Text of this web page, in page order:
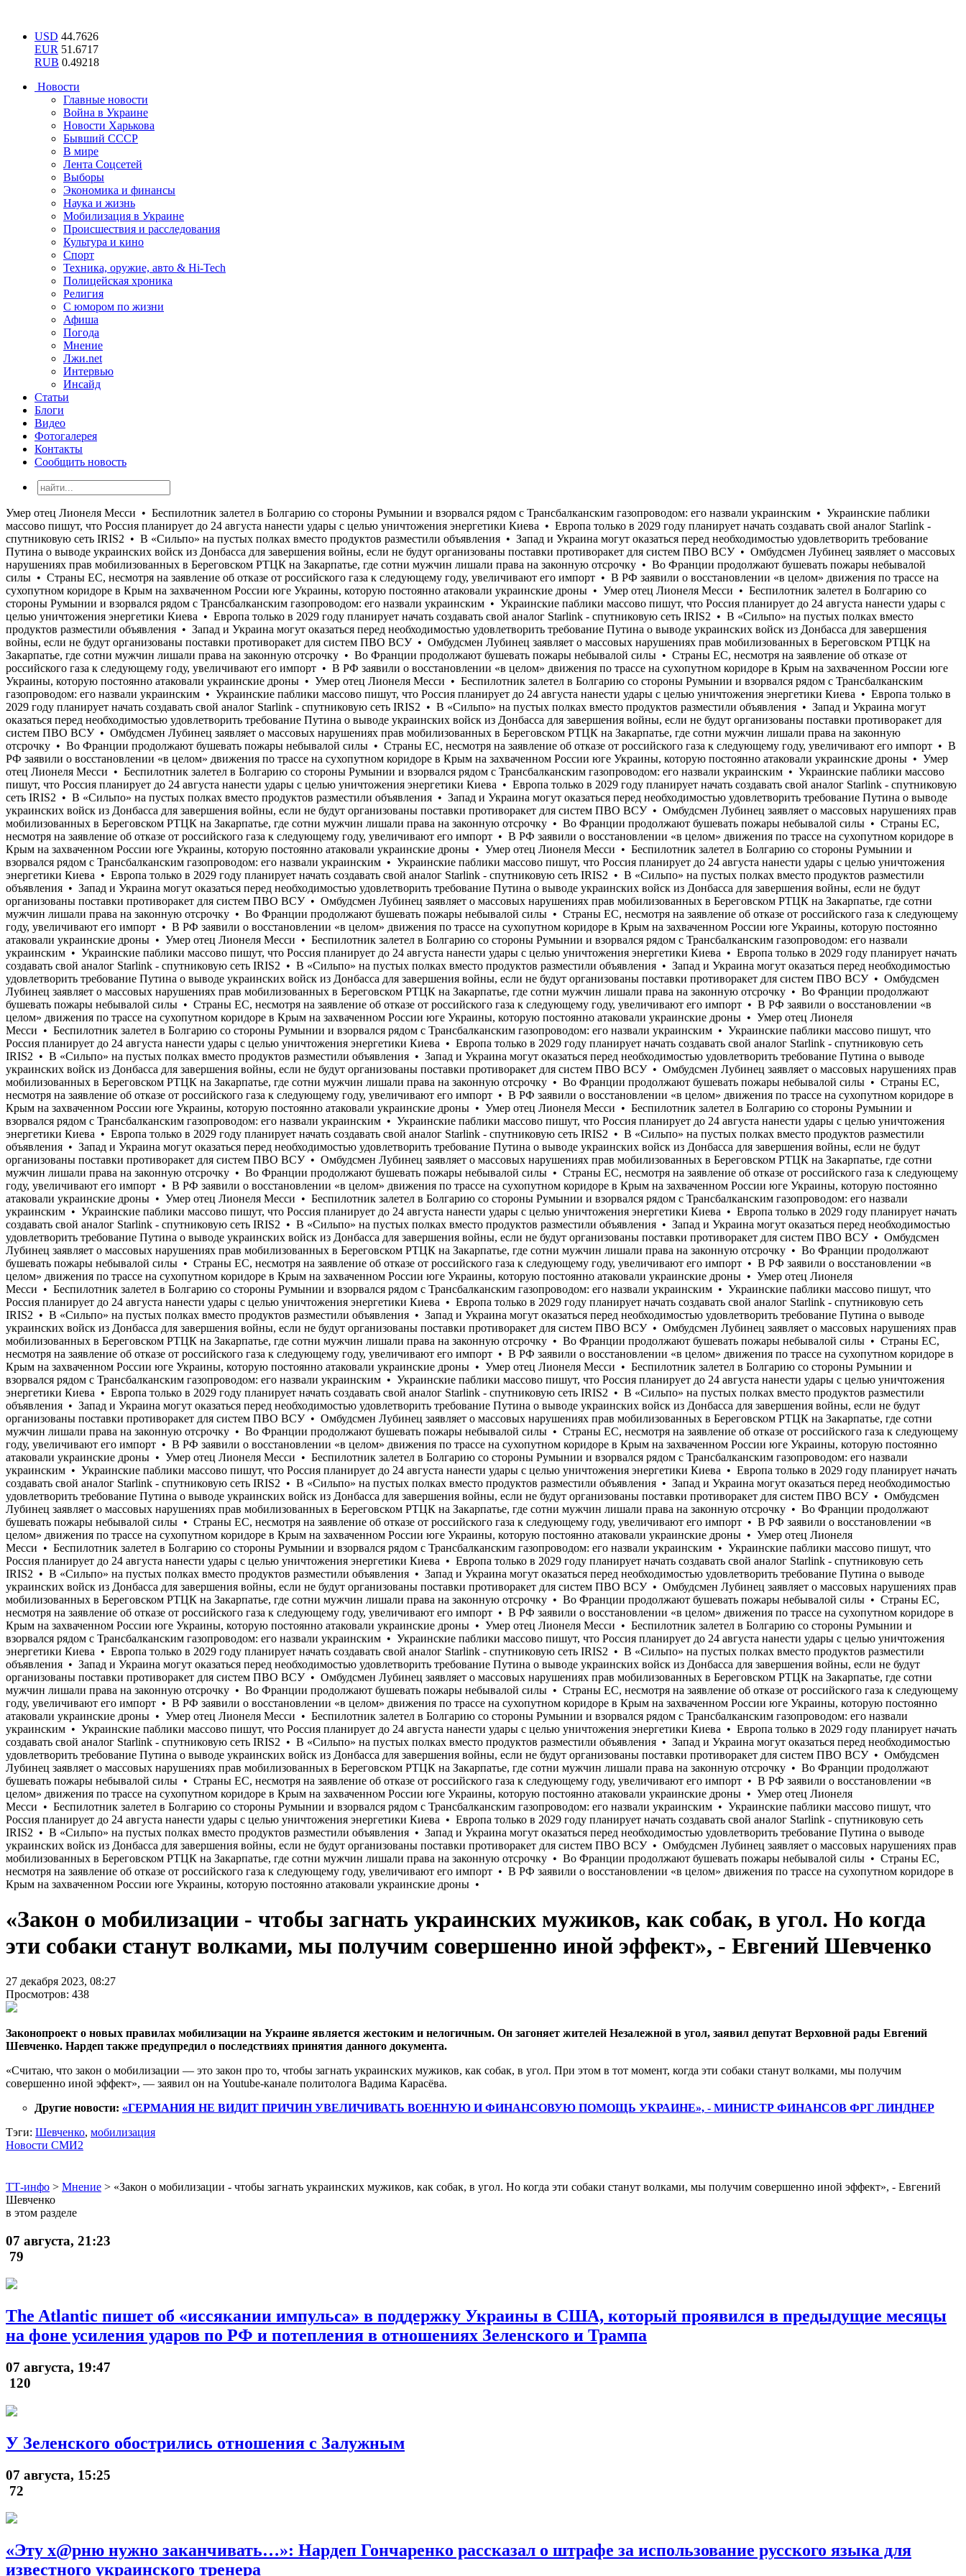
USD 44.7626
EUR 51.6717
RUB 0.49218
Новости
Главные новости
Война в Украине
Новости Харькова
Бывший СССР
В мире
Лента Соцсетей
Выборы
Экономика и финансы
Наука и жизнь
Мобилизация в Украине
Происшествия и расследования
Культура и кино
Спорт
Техника, оружие, авто & Hi-Tech
Полицейская хроника
Религия
С юмором по жизни
Афиша
Погода
Мнение
Лжи.net
Интервью
Инсайд
Статьи
Блоги
Видео
Фотогалерея
Контакты
Сообщить новость
Умер отец Лионеля Месси • Беспилотник залетел в Болгарию со стороны Румынии и взорвался рядом с Трансбалканским газопроводом: его назвали украинским • Украинские паблики массово пишут, что Россия планирует до 24 августа нанести удары с целью уничтожения энергетики Киева • Европа только в 2029 году планирует начать создавать свой аналог Starlink - спутниковую сеть IRIS2 • В «Сильпо» на пустых полках вместо продуктов разместили объявления • Запад и Украина могут оказаться перед необходимостью удовлетворить требование Путина о выводе украинских войск из Донбасса для завершения войны, если не будут организованы поставки противоракет для систем ПВО ВСУ • Омбудсмен Лубинец заявляет о массовых нарушениях прав мобилизованных в Береговском РТЦК на Закарпатье, где сотни мужчин лишали права на законную отсрочку • Во Франции продолжают бушевать пожары небывалой силы • Страны ЕС, несмотря на заявление об отказе от российского газа к следующему году, увеличивают его импорт • В РФ заявили о восстановлении «в целом» движения по трассе на сухопутном коридоре в Крым на захваченном России юге Украины, которую постоянно атаковали украинские дроны • Умер отец Лионеля Месси • Беспилотник залетел в Болгарию со стороны Румынии и взорвался рядом с Трансбалканским газопроводом: его назвали украинским • Украинские паблики массово пишут, что Россия планирует до 24 августа нанести удары с целью уничтожения энергетики Киева • Европа только в 2029 году планирует начать создавать свой аналог Starlink - спутниковую сеть IRIS2 • В «Сильпо» на пустых полках вместо продуктов разместили объявления • Запад и Украина могут оказаться перед необходимостью удовлетворить требование Путина о выводе украинских войск из Донбасса для завершения войны, если не будут организованы поставки противоракет для систем ПВО ВСУ • Омбудсмен Лубинец заявляет о массовых нарушениях прав мобилизованных в Береговском РТЦК на Закарпатье, где сотни мужчин лишали права на законную отсрочку • Во Франции продолжают бушевать пожары небывалой силы • Страны ЕС, несмотря на заявление об отказе от российского газа к следующему году, увеличивают его импорт • В РФ заявили о восстановлении «в целом» движения по трассе на сухопутном коридоре в Крым на захваченном России юге Украины, которую постоянно атаковали украинские дроны • Умер отец Лионеля Месси • Беспилотник залетел в Болгарию со стороны Румынии и взорвался рядом с Трансбалканским газопроводом: его назвали украинским • Украинские паблики массово пишут, что Россия планирует до 24 августа нанести удары с целью уничтожения энергетики Киева • Европа только в 2029 году планирует начать создавать свой аналог Starlink - спутниковую сеть IRIS2 • В «Сильпо» на пустых полках вместо продуктов разместили объявления • Запад и Украина могут оказаться перед необходимостью удовлетворить требование Путина о выводе украинских войск из Донбасса для завершения войны, если не будут организованы поставки противоракет для систем ПВО ВСУ • Омбудсмен Лубинец заявляет о массовых нарушениях прав мобилизованных в Береговском РТЦК на Закарпатье, где сотни мужчин лишали права на законную отсрочку • Во Франции продолжают бушевать пожары небывалой силы • Страны ЕС, несмотря на заявление об отказе от российского газа к следующему году, увеличивают его импорт • В РФ заявили о восстановлении «в целом» движения по трассе на сухопутном коридоре в Крым на захваченном России юге Украины, которую постоянно атаковали украинские дроны • Умер отец Лионеля Месси • Беспилотник залетел в Болгарию со стороны Румынии и взорвался рядом с Трансбалканским газопроводом: его назвали украинским • Украинские паблики массово пишут, что Россия планирует до 24 августа нанести удары с целью уничтожения энергетики Киева • Европа только в 2029 году планирует начать создавать свой аналог Starlink - спутниковую сеть IRIS2 • В «Сильпо» на пустых полках вместо продуктов разместили объявления • Запад и Украина могут оказаться перед необходимостью удовлетворить требование Путина о выводе украинских войск из Донбасса для завершения войны, если не будут организованы поставки противоракет для систем ПВО ВСУ • Омбудсмен Лубинец заявляет о массовых нарушениях прав мобилизованных в Береговском РТЦК на Закарпатье, где сотни мужчин лишали права на законную отсрочку • Во Франции продолжают бушевать пожары небывалой силы • Страны ЕС, несмотря на заявление об отказе от российского газа к следующему году, увеличивают его импорт • В РФ заявили о восстановлении «в целом» движения по трассе на сухопутном коридоре в Крым на захваченном России юге Украины, которую постоянно атаковали украинские дроны • Умер отец Лионеля Месси • Беспилотник залетел в Болгарию со стороны Румынии и взорвался рядом с Трансбалканским газопроводом: его назвали украинским • Украинские паблики массово пишут, что Россия планирует до 24 августа нанести удары с целью уничтожения энергетики Киева • Европа только в 2029 году планирует начать создавать свой аналог Starlink - спутниковую сеть IRIS2 • В «Сильпо» на пустых полках вместо продуктов разместили объявления • Запад и Украина могут оказаться перед необходимостью удовлетворить требование Путина о выводе украинских войск из Донбасса для завершения войны, если не будут организованы поставки противоракет для систем ПВО ВСУ • Омбудсмен Лубинец заявляет о массовых нарушениях прав мобилизованных в Береговском РТЦК на Закарпатье, где сотни мужчин лишали права на законную отсрочку • Во Франции продолжают бушевать пожары небывалой силы • Страны ЕС, несмотря на заявление об отказе от российского газа к следующему году, увеличивают его импорт • В РФ заявили о восстановлении «в целом» движения по трассе на сухопутном коридоре в Крым на захваченном России юге Украины, которую постоянно атаковали украинские дроны • Умер отец Лионеля Месси • Беспилотник залетел в Болгарию со стороны Румынии и взорвался рядом с Трансбалканским газопроводом: его назвали украинским • Украинские паблики массово пишут, что Россия планирует до 24 августа нанести удары с целью уничтожения энергетики Киева • Европа только в 2029 году планирует начать создавать свой аналог Starlink - спутниковую сеть IRIS2 • В «Сильпо» на пустых полках вместо продуктов разместили объявления • Запад и Украина могут оказаться перед необходимостью удовлетворить требование Путина о выводе украинских войск из Донбасса для завершения войны, если не будут организованы поставки противоракет для систем ПВО ВСУ • Омбудсмен Лубинец заявляет о массовых нарушениях прав мобилизованных в Береговском РТЦК на Закарпатье, где сотни мужчин лишали права на законную отсрочку • Во Франции продолжают бушевать пожары небывалой силы • Страны ЕС, несмотря на заявление об отказе от российского газа к следующему году, увеличивают его импорт • В РФ заявили о восстановлении «в целом» движения по трассе на сухопутном коридоре в Крым на захваченном России юге Украины, которую постоянно атаковали украинские дроны • Умер отец Лионеля Месси • Беспилотник залетел в Болгарию со стороны Румынии и взорвался рядом с Трансбалканским газопроводом: его назвали украинским • Украинские паблики массово пишут, что Россия планирует до 24 августа нанести удары с целью уничтожения энергетики Киева • Европа только в 2029 году планирует начать создавать свой аналог Starlink - спутниковую сеть IRIS2 • В «Сильпо» на пустых полках вместо продуктов разместили объявления • Запад и Украина могут оказаться перед необходимостью удовлетворить требование Путина о выводе украинских войск из Донбасса для завершения войны, если не будут организованы поставки противоракет для систем ПВО ВСУ • Омбудсмен Лубинец заявляет о массовых нарушениях прав мобилизованных в Береговском РТЦК на Закарпатье, где сотни мужчин лишали права на законную отсрочку • Во Франции продолжают бушевать пожары небывалой силы • Страны ЕС, несмотря на заявление об отказе от российского газа к следующему году, увеличивают его импорт • В РФ заявили о восстановлении «в целом» движения по трассе на сухопутном коридоре в Крым на захваченном России юге Украины, которую постоянно атаковали украинские дроны • Умер отец Лионеля Месси • Беспилотник залетел в Болгарию со стороны Румынии и взорвался рядом с Трансбалканским газопроводом: его назвали украинским • Украинские паблики массово пишут, что Россия планирует до 24 августа нанести удары с целью уничтожения энергетики Киева • Европа только в 2029 году планирует начать создавать свой аналог Starlink - спутниковую сеть IRIS2 • В «Сильпо» на пустых полках вместо продуктов разместили объявления • Запад и Украина могут оказаться перед необходимостью удовлетворить требование Путина о выводе украинских войск из Донбасса для завершения войны, если не будут организованы поставки противоракет для систем ПВО ВСУ • Омбудсмен Лубинец заявляет о массовых нарушениях прав мобилизованных в Береговском РТЦК на Закарпатье, где сотни мужчин лишали права на законную отсрочку • Во Франции продолжают бушевать пожары небывалой силы • Страны ЕС, несмотря на заявление об отказе от российского газа к следующему году, увеличивают его импорт • В РФ заявили о восстановлении «в целом» движения по трассе на сухопутном коридоре в Крым на захваченном России юге Украины, которую постоянно атаковали украинские дроны • Умер отец Лионеля Месси • Беспилотник залетел в Болгарию со стороны Румынии и взорвался рядом с Трансбалканским газопроводом: его назвали украинским • Украинские паблики массово пишут, что Россия планирует до 24 августа нанести удары с целью уничтожения энергетики Киева • Европа только в 2029 году планирует начать создавать свой аналог Starlink - спутниковую сеть IRIS2 • В «Сильпо» на пустых полках вместо продуктов разместили объявления • Запад и Украина могут оказаться перед необходимостью удовлетворить требование Путина о выводе украинских войск из Донбасса для завершения войны, если не будут организованы поставки противоракет для систем ПВО ВС
«Закон о мобилизации - чтобы загнать украинских мужиков, как собак, в угол. Но когда
эти собаки станут волками, мы получим совершенно иной эффект», - Евгений Шевченко
27 декабря 2023, 08:27
Просмотров: 438
Законопроект о новых правилах мобилизации на Украине является жестоким и нелогичным. Он загоняет жителей Незалежной в угол, заявил депутат Верховной рады Евгений
Шевченко. Нардеп также предупредил о последствиях принятия данного документа.
«Считаю, что закон о мобилизации — это закон про то, чтобы загнать украинских мужиков, как собак, в угол. При этом в тот момент, когда эти собаки станут волками, мы получим
совершенно иной эффект», — заявил он на Youtube-канале политолога Вадима Карасёва.
Другие новости: «ГЕРМАНИЯ НЕ ВИДИТ ПРИЧИН УВЕЛИЧИВАТЬ ВОЕННУЮ И ФИНАНСОВУЮ ПОМОЩЬ УКРАИНЕ», - МИНИСТР ФИНАНСОВ ФРГ ЛИНДНЕР
Тэги: Шевченко, мобилизация
Новости СМИ2
ТТ-инфо > Мнение > «Закон о мобилизации - чтобы загнать украинских мужиков, как собак, в угол. Но когда эти собаки станут волками, мы получим совершенно иной эффект», - Евгений
Шевченко
в этом разделе
07 августа, 21:23
79
The Atlantic пишет об «иссякании импульса» в поддержку Украины в США, который проявился в предыдущие месяцы
на фоне усиления ударов по РФ и потепления в отношениях Зеленского и Трампа
07 августа, 19:47
120
У Зеленского обострились отношения с Залужным
07 августа, 15:25
72
«Эту х@рню нужно заканчивать…»: Нардеп Гончаренко рассказал о штрафе за использование русского языка для
известного украинского тренера